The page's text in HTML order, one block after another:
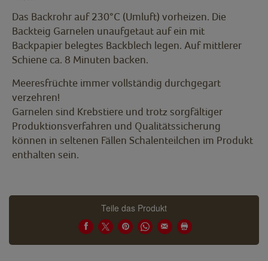
Das Backrohr auf 230°C (Umluft) vorheizen. Die
Backteig Garnelen unaufgetaut auf ein mit
Backpapier belegtes Backblech legen. Auf mittlerer
Schiene ca. 8 Minuten backen.
Meeresfrüchte immer vollständig durchgegart
verzehren!
Garnelen sind Krebstiere und trotz sorgfältiger
Produktionsverfahren und Qualitätssicherung
können in seltenen Fällen Schalenteilchen im Produkt
enthalten sein.
Teile das Produkt